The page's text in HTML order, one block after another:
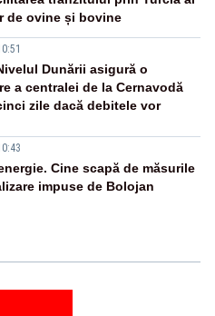
de ovine și bovine
Dunării asigură o
a centralei de la Cernavodă
zile dacă debitele vor
Cine scapă de măsurile
impuse de Bolojan